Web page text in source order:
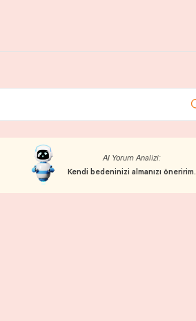
AI Yorum Analizi:
Kendi bedeninizi almanızı öneririm.